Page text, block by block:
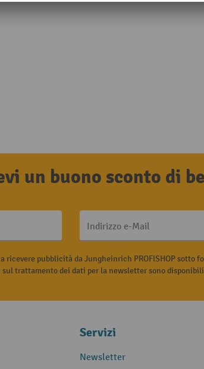
un buono sconto di
Indirizzo e-Mail
ricevere pubblicità da Jungheinrich PROFISHOP sotto
trattamento dei dati per la newsletter sono disponibili
Servizi
Newsletter